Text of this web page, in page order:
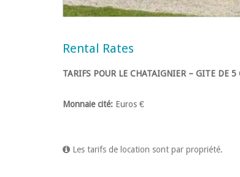
Rental Rates
TARIFS POUR LE CHATAIGNIER – GITE DE 5
Monnaie cité: Euros €
Les tarifs de location sont par propriété.